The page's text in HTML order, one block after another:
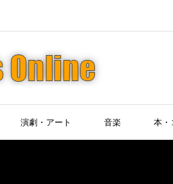
演劇・アート 音楽 本・